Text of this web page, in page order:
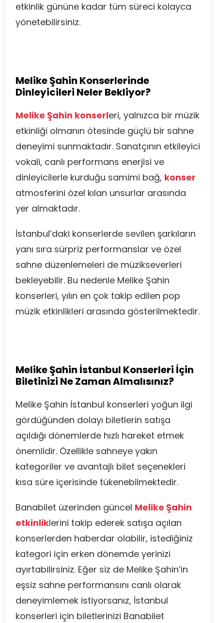
etkinlik gününe kadar tüm süreci kolayca
yönetebilirsiniz.
Melike Şahin Konserlerinde
Dinleyicileri Neler Bekliyor?
Melike Şahin konserleri, yalnızca bir müzik
etkinliği olmanın ötesinde güçlü bir sahne
deneyimi sunmaktadır. Sanatçının etkileyici
vokali, canlı performans enerjisi ve
dinleyicilerle kurduğu samimi bağ, konser
atmosferini özel kılan unsurlar arasında
yer almaktadır.
İstanbul’daki konserlerde sevilen şarkıların
yanı sıra sürpriz performanslar ve özel
sahne düzenlemeleri de müzikseverleri
bekleyebilir. Bu nedenle Melike Şahin
konserleri, yılın en çok takip edilen pop
müzik etkinlikleri arasında gösterilmektedir.
Melike Şahin İstanbul Konserleri İçin
Biletinizi Ne Zaman Almalısınız?
Melike Şahin İstanbul konserleri yoğun ilgi
gördüğünden dolayı biletlerin satışa
açıldığı dönemlerde hızlı hareket etmek
önemlidir. Özellikle sahneye yakın
kategoriler ve avantajlı bilet seçenekleri
kısa süre içerisinde tükenebilmektedir.
Banabilet üzerinden güncel Melike Şahin
etkinliklerini takip ederek satışa açılan
konserlerden haberdar olabilir, istediğiniz
kategori için erken dönemde yerinizi
ayırtabilirsiniz. Eğer siz de Melike Şahin’in
eşsiz sahne performansını canlı olarak
deneyimlemek istiyorsanız, İstanbul
konserleri için biletlerinizi Banabilet